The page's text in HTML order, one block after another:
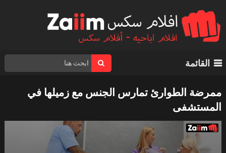
القائمة
ممرضة الطوارئ تمارس الجنس مع زميلها في
المستشفى